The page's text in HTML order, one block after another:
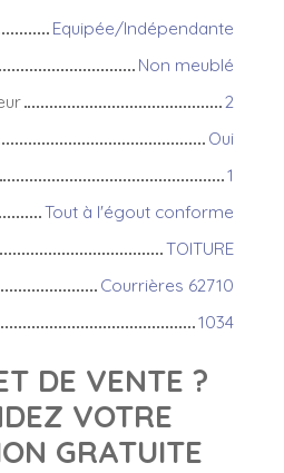
Equipée/Indépendante
Non meublé
2
Oui
1
Tout à l'égout conforme
TOITURE
Courrières 62710
1034
DE VENTE ?
VOTRE
GRATUITE